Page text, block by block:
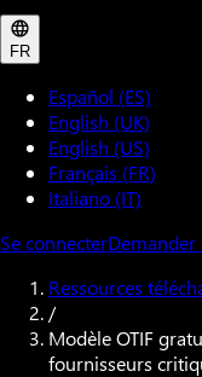
FR
Español (ES)
English (UK)
English (US)
Français (FR)
Italiano (IT)
Se connecter
Ressources
/
Modèle OTIF
fournisseurs